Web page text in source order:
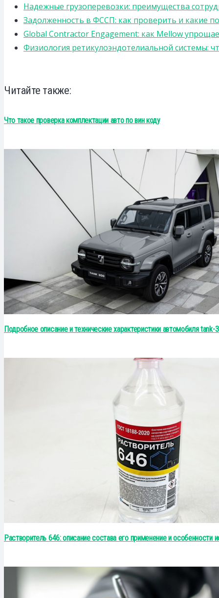
Надежные грузоперевозки: преимущества
Задолженность в ФССП: как проверить и какие
Global Contractor Engagement: как Mellow
Физиология ретикулоэндотелиальной системы:
Читайте также:
Что такое проверка комплектации авто по вин коду
Подробное описание и технические характеристики автомобиля
Растворитель 646: описание состава его применение и особенности